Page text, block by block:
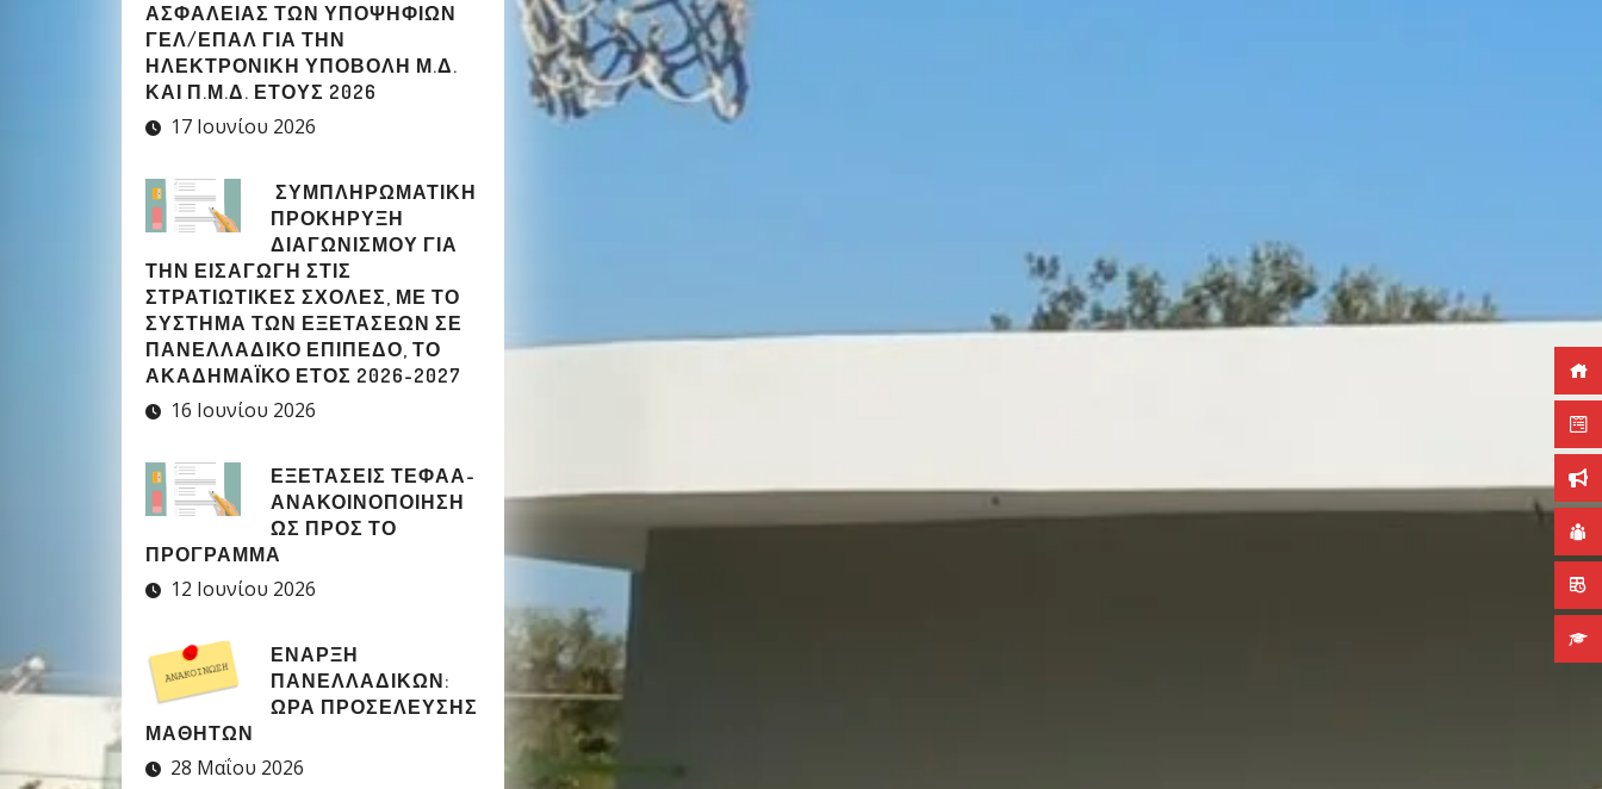
ΑΣΦΑΛΕΊΑΣ ΤΩΝ ΥΠΟΨΗΦΊΩΝ
ΓΕΛ/ΕΠΑΛ ΓΙΑ ΤΗΝ
ΗΛΕΚΤΡΟΝΙΚΉ ΥΠΟΒΟΛΉ Μ.Δ.
ΚΑΙ Π.Μ.Δ. ΈΤΟΥΣ 2026
17 Ιουνίου 2026
ΣΥΜΠΛΗΡΩΜΑΤΙΚΉ
ΠΡΟΚΉΡΥΞΗ
ΔΙΑΓΩΝΙΣΜΟΎ ΓΙΑ
ΤΗΝ ΕΙΣΑΓΩΓΉ ΣΤΙΣ
ΣΤΡΑΤΙΩΤΙΚΈΣ ΣΧΟΛΈΣ, ΜΕ ΤΟ
ΣΎΣΤΗΜΑ ΤΩΝ ΕΞΕΤΆΣΕΩΝ ΣΕ
ΠΑΝΕΛΛΑΔΙΚΌ ΕΠΊΠΕΔΟ, ΤΟ
ΑΚΑΔΗΜΑΪΚΌ ΈΤΟΣ 2026-2027
16 Ιουνίου 2026
ΕΞΕΤΑΣΕΙΣ ΤΕΦΑΑ-
ΑΝΑΚΟΙΝΟΠΟΙΗΣΗ
ΩΣ ΠΡΟΣ ΤΟ
ΠΡΟΓΡΑΜΜΑ
12 Ιουνίου 2026
ΈΝΑΡΞΗ
ΠΑΝΕΛΛΑΔΙΚΏΝ:
ΏΡΑ ΠΡΟΣΈΛΕΥΣΗΣ
ΜΑΘΗΤΏΝ
28 Μαΐου 2026